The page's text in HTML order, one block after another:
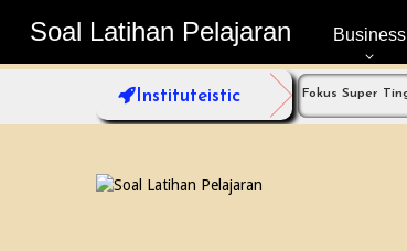
Soal Latihan Pelajaran Business
Instituteistic
Coba Bimbel Jakarta Timur dengan Fokus Super Tinggi!